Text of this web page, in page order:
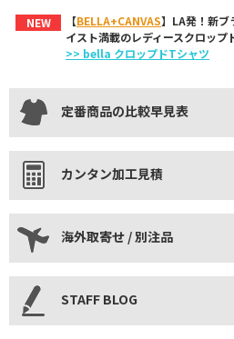
NEW
【BELLA+CANVAS】LA発！新ブ
イスト満載のレディースクロップ
>> bella クロップドTシャツ
定番商品の比較早見表
カンタン加工見積
海外取寄せ / 別注品
STAFF BLOG